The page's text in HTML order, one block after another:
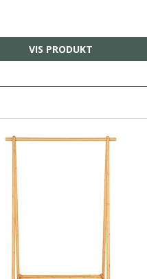
VIS PRODUKT